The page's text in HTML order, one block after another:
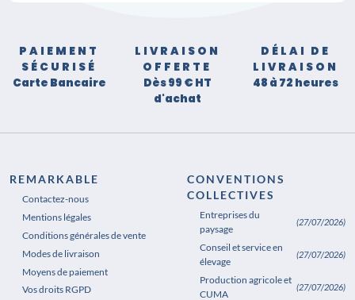
PAIEMENT
SÉCURISÉ
Carte Bancaire
LIVRAISON
OFFERTE
Dès 99 € HT
d'achat
DÉLAI DE
LIVRAISON
48 à 72 heures
REMARKABLE
Contactez-nous
Mentions légales
Conditions générales de vente
Modes de livraison
Moyens de paiement
Vos droits RGPD
CONVENTIONS
COLLECTIVES
Entreprises du
paysage
(27/07/2026)
Conseil et service en
élevage
(27/07/2026)
Production agricole et
CUMA
(27/07/2026)